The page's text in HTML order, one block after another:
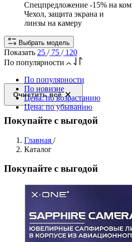
Спецпредложение -15% на
Чехол, защита экрана и
линзы на камеру
Выбрать модель
Показать 25 / 75 / 120
По популярности
По популярности
По новизне
Цена: по возрастанию
Цена: по убыванию
Очистить всё
Покупайте с выгодой
Главная /
Каталог
Покупайте с выгодой